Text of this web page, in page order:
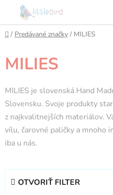
obsah
Domov
/ Predávané značky / MILIES
MILIES
MILIES je slovenská Hand
Slovensku. Svoje produkty
z najkvalitnejších materiálov.
vílu, čarovné paličky a mnoho
iba u nás.
OTVORIŤ FILTER